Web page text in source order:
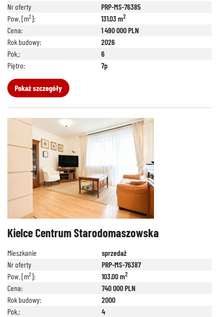
Nr oferty
PRP-MS-76385
Pow. [m2]: 131.03 m2
Cena:
1 490 000 PLN
Rok budowy:
2026
Pok.:
6
Piętro:
7p
Pokaż szczegóły
Kielce Centrum Starodomaszowska
Mieszkanie
sprzedaż
Nr oferty
PRP-MS-76387
Pow. [m2]: 103.00 m2
Cena:
740 000 PLN
Rok budowy:
2000
Pok.:
4